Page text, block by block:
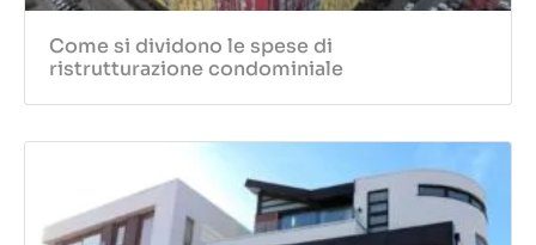
Come si dividono le spese di
ristrutturazione condominiale